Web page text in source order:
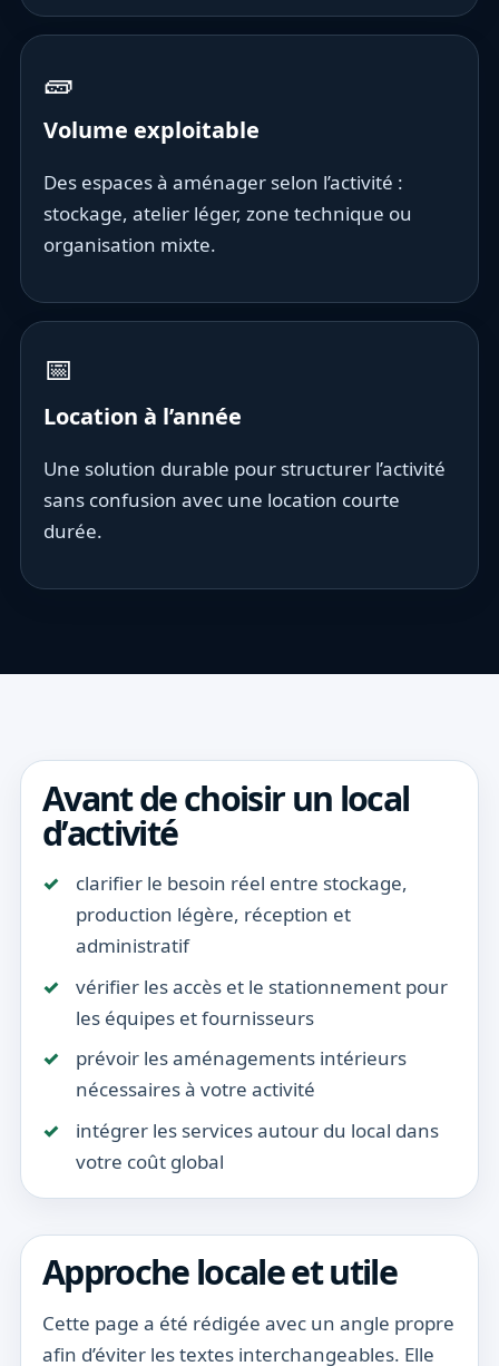
🧱
Volume exploitable
Des espaces à aménager selon l’activité :
stockage, atelier léger, zone technique ou
organisation mixte.
📅
Location à l’année
Une solution durable pour structurer l’activité
sans confusion avec une location courte
durée.
Avant de choisir un local
d’activité
clarifier le besoin réel entre stockage,
production légère, réception et
administratif
vérifier les accès et le stationnement pour
les équipes et fournisseurs
prévoir les aménagements intérieurs
nécessaires à votre activité
intégrer les services autour du local dans
votre coût global
Approche locale et utile
Cette page a été rédigée avec un angle propre
afin d’éviter les textes interchangeables. Elle